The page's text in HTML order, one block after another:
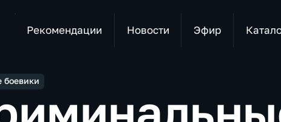
Рекомендации Новости Эфир
боевики